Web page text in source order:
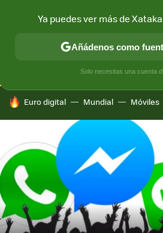
CONECTIVIDAD MÓVIL Y SOCIEDAD
HOY SE HABLA DE
Euro digital Mundial Móviles
Ya puedes ver más de
Añádenos como
Solo necesitas una cuenta